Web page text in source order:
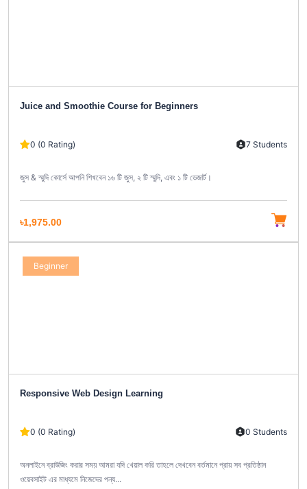
Juice and Smoothie Course for Beginners
0 (0 Rating) 7 Students
জুস & স্মুদি কোর্সে আপনি শিখবেন ১৬ টি জুস, ২ টি স্মুদি, এবং ১ টি ডেজার্ট।
৳1,975.00
Beginner
Responsive Web Design Learning
0 (0 Rating) 0 Students
অনলাইনে ব্রাউজিং করার সময় আমরা যদি খেয়াল করি তাহলে দেখবেন বর্তমানে প্রায় সব প্রতিষ্ঠান
ওয়েবসাইট এর মাধ্যমে নিজেদের পন্য...